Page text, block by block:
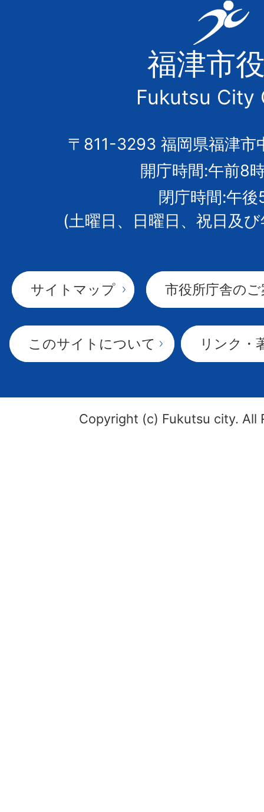
福
津
市
の
市
章
福津市
Fukutsu City
〒811-3293 福岡県福津市
開庁時間:午前8
閉庁時間:午後
(土曜日、日曜日、祝日及
サイトマップ 市役所庁舎の
このサイトについて リンク・
Copyright (c) Fukutsu city. All